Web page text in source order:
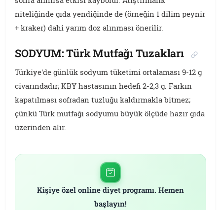
niteliğinde gıda yendiğinde de (örneğin 1 dilim peynir
+ kraker) dahi yarım doz alınması önerilir.
SODYUM: Türk Mutfağı Tuzakları
Türkiye'de günlük sodyum tüketimi ortalaması 9-12 g
civarındadır; KBY hastasının hedefi 2-2,3 g. Farkın
kapatılması sofradan tuzluğu kaldırmakla bitmez;
çünkü Türk mutfağı sodyumu büyük ölçüde hazır gıda
üzerinden alır.
Kişiye özel online diyet programı. Hemen
başlayın!